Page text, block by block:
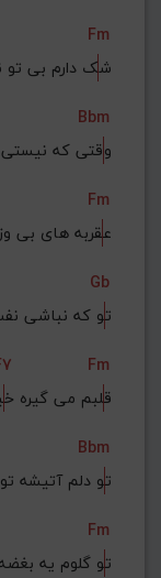
Fm
شک دارم بی تو
Bbm
وقتی که نیستی
Fm
عقربه های بی
Gb
تو که نباشی
Fm
قلبم می گیره خ
Bbm
تو دلم آتیشه
Fm
تو گلوم یه